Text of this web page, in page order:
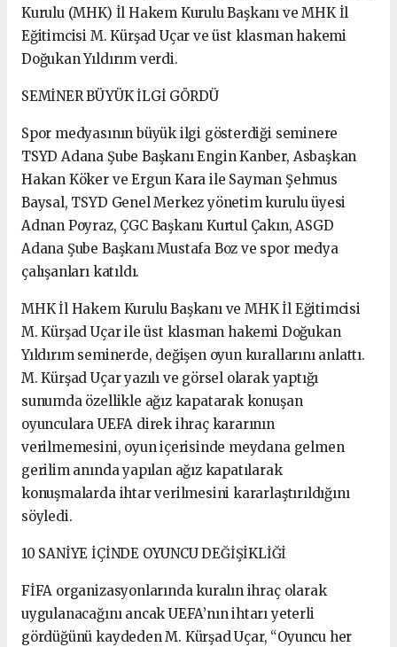
Kurulu (MHK) İl Hakem Kurulu Başkanı ve MHK İl
Eğitimcisi M. Kürşad Uçar ve üst klasman hakemi
Doğukan Yıldırım verdi.
SEMİNER BÜYÜK İLGİ GÖRDÜ
Spor medyasının büyük ilgi gösterdiği seminere
TSYD Adana Şube Başkanı Engin Kanber, Asbaşkan
Hakan Köker ve Ergun Kara ile Sayman Şehmus
Baysal, TSYD Genel Merkez yönetim kurulu üyesi
Adnan Poyraz, ÇGC Başkanı Kurtul Çakın, ASGD
Adana Şube Başkanı Mustafa Boz ve spor medya
çalışanları katıldı.
MHK İl Hakem Kurulu Başkanı ve MHK İl Eğitimcisi
M. Kürşad Uçar ile üst klasman hakemi Doğukan
Yıldırım seminerde, değişen oyun kurallarını anlattı.
M. Kürşad Uçar yazılı ve görsel olarak yaptığı
sunumda özellikle ağız kapatarak konuşan
oyunculara UEFA direk ihraç kararının
verilmemesini, oyun içerisinde meydana gelmen
gerilim anında yapılan ağız kapatılarak
konuşmalarda ihtar verilmesini kararlaştırıldığını
söyledi.
10 SANİYE İÇİNDE OYUNCU DEĞİŞİKLİĞİ
FİFA organizasyonlarında kuralın ihraç olarak
uygulanacağını ancak UEFA’nın ihtarı yeterli
gördüğünü kaydeden M. Kürşad Uçar, “Oyuncu her